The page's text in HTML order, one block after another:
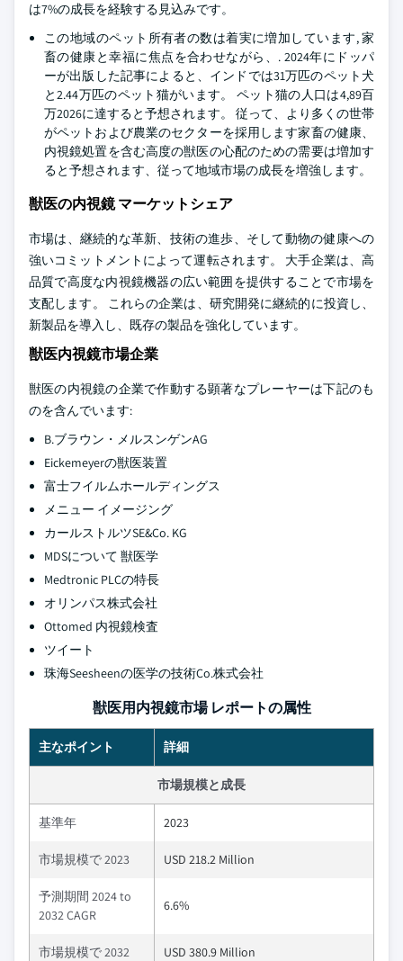
は7%の成長を経験する見込みです。
この地域のペット所有者の数は着実に増加しています, 家
畜の健康と幸福に焦点を合わせながら、. 2024年にドッパ
ーが出版した記事によると、インドでは31万匹のペット犬
と2.44万匹のペット猫がいます。 ペット猫の人口は4,89百
万2026に達すると予想されます。 従って、より多くの世帯
がペットおよび農業のセクターを採用します家畜の健康、
内視鏡処置を含む高度の獣医の心配のための需要は増加す
ると予想されます、従って地域市場の成長を増強します。
獣医の内視鏡 マーケットシェア
市場は、継続的な革新、技術の進歩、そして動物の健康への
強いコミットメントによって運転されます。 大手企業は、高
品質で高度な内視鏡機器の広い範囲を提供することで市場を
支配します。 これらの企業は、研究開発に継続的に投資し、
新製品を導入し、既存の製品を強化しています。
獣医内視鏡市場企業
獣医の内視鏡の企業で作動する顕著なプレーヤーは下記のも
のを含んでいます:
B.ブラウン・メルスンゲンAG
Eickemeyerの獣医装置
富士フイルムホールディングス
メニュー イメージング
カールストルツSE&Co. KG
MDSについて 獣医学
Medtronic PLCの特長
オリンパス株式会社
Ottomed 内視鏡検査
ツイート
珠海Seesheenの医学の技術Co.株式会社
獣医用内視鏡市場 レポートの属性
主なポイント 詳細
市場規模と成長
基準年 2023
市場規模で 2023 USD 218.2 Million
予測期間 2024 to
2032 CAGR
6.6%
市場規模で 2032 USD 380.9 Million